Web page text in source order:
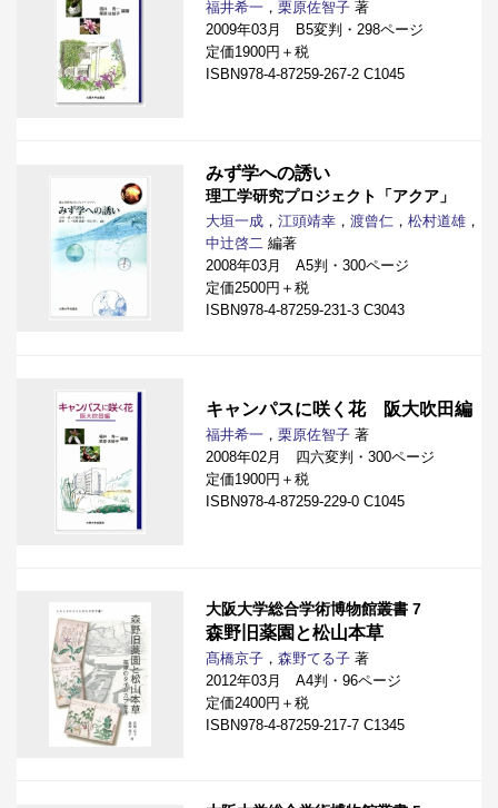
福井希一 ， 栗原佐智子 著
2009年03月 B5変判・298ページ
定価1900円＋税
ISBN978-4-87259-267-2 C1045
みず学への誘い
理工学研究プロジェクト「アクア」
大垣一成 ， 江頭靖幸 ， 渡曾仁 ， 松村道雄 ，
中辻啓二 編著
2008年03月 A5判・300ページ
定価2500円＋税
ISBN978-4-87259-231-3 C3043
キャンパスに咲く花 阪大吹田編
福井希一 ， 栗原佐智子 著
2008年02月 四六変判・300ページ
定価1900円＋税
ISBN978-4-87259-229-0 C1045
大阪大学総合学術博物館叢書 7
森野旧薬園と松山本草
髙橋京子 ， 森野てる子 著
2012年03月 A4判・96ページ
定価2400円＋税
ISBN978-4-87259-217-7 C1345